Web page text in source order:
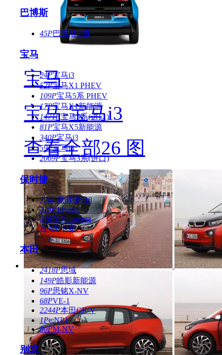
巴博斯
45P巴博斯 S级
宝马
24P宝马i3
52P宝马X1 PHEV
109P宝马5系 PHEV
17P宝马X1新能源
1471P宝马5系(进口)
81P宝马X5新能源
340P宝马i3
59P宝马i8
2069P宝马3系(进口)
保时捷
176P保时捷918
110PTaycan
2167PPanamera
1142P卡宴
本田
2418P思域
149P皓影新能源
96P思铭X-NV
68PVE-1
2244P本田CR-V
1Pe:NP1
80PM-NV
别克
宝马
宝马-宝马i3
查看全部26 图